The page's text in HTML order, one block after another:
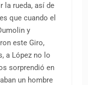
la rueda, así de
que cuando el
y
este Giro,
a López no lo
sorprendió en
un hombre